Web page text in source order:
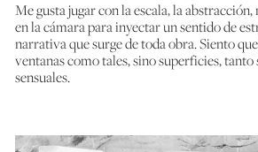
Me gusta jugar con la escala, la
en la cámara para inyectar un sentido de
narrativa que surge de toda obra. Siento
ventanas como tales, sino superficies,
sensuales.